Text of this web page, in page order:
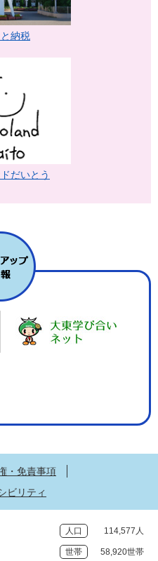
納税
だいとう
・免責事項
ビリティ
人口 114,577人
世帯 58,920世帯